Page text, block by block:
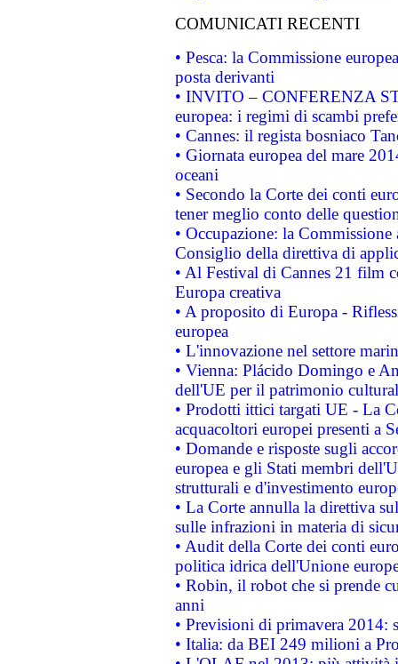
COMUNICATI RECENTI
• Pesca: la Commissione
posta derivanti
• INVITO – CONFERENZA
europea: i regimi di scambi
• Cannes: il regista bosniaco
• Giornata europea del mare
oceani
• Secondo la Corte dei conti
tener meglio conto delle
• Occupazione: la
Consiglio della direttiva di
• Al Festival di Cannes 21 film
Europa creativa
• A proposito di Europa -
europea
• L'innovazione nel settore
• Vienna: Plácido Domingo e
dell'UE per il patrimonio
• Prodotti ittici targati UE - La
acquacoltori europei presenti a
• Domande e risposte sugli
europea e gli Stati membri
strutturali e d'investimento
• La Corte annulla la direttiva
sulle infrazioni in materia di
• Audit della Corte dei conti
politica idrica dell'Unione
• Robin, il robot che si prende
anni
• Previsioni di primavera 2014:
• Italia: da BEI 249 milioni a